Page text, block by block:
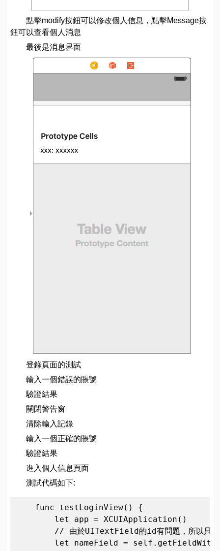
點擊modify按鈕可以修改個人信息，點擊Message按
鈕可以查看個人消息
最後是消息界面
登錄頁面的測試
輸入一個錯誤的賬號
驗證結果
關閉警告窗
清除輸入記錄
輸入一個正確的賬號
驗證結果
進入個人信息頁面
測試代碼如下:
func testLoginView() {
let app = XCUIApplication()
// 由於UITextField的id有問題，所以只能通
let nameField =